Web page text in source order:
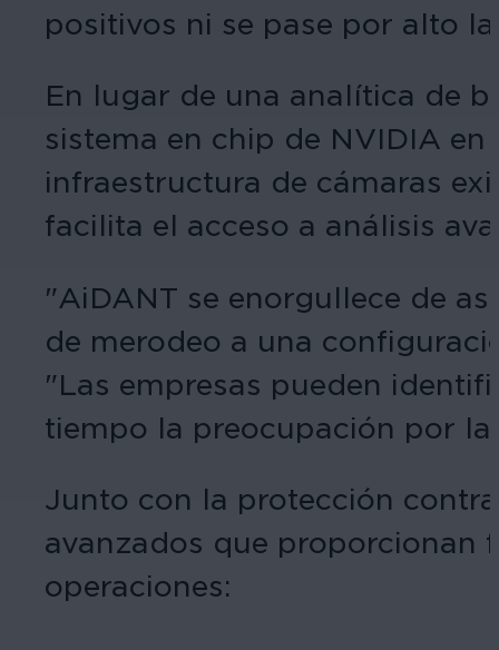
positivos ni se pase por alto
En lugar de una analítica de
sistema en chip de NVIDIA
infraestructura de cámaras
facilita el acceso a análisis
"AiDANT se enorgullece de
de merodeo a una
"Las empresas pueden
tiempo la preocupación por
Junto con la protección
avanzados que proporcionan
operaciones: